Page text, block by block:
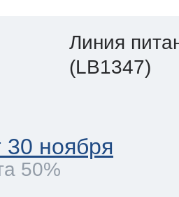
Линия
(LB1347)
30 ноября
50%